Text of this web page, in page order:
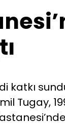
katkı
Tugay,